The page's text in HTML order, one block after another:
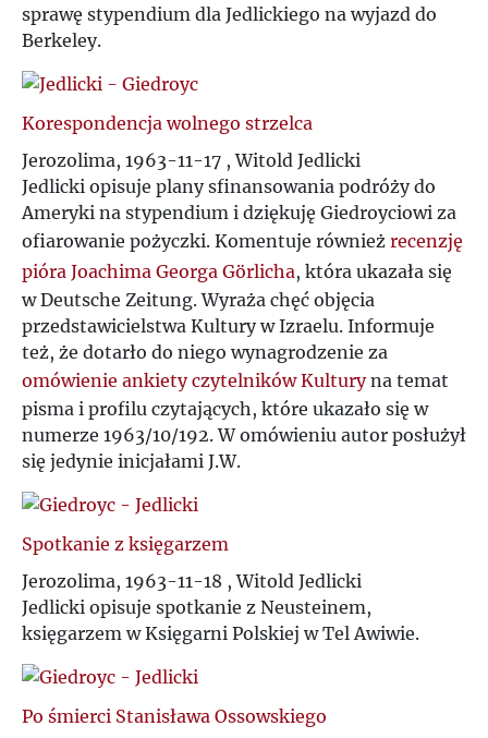
sprawę stypendium dla Jedlickiego na wyjazd do
Berkeley.
Korespondencja wolnego strzelca
Jerozolima, 1963-11-17 , Witold Jedlicki
Jedlicki opisuje plany sfinansowania podróży do
Ameryki na stypendium i dziękuję Giedroyciowi za
ofiarowanie pożyczki. Komentuje również recenzję
pióra Joachima Georga Görlicha, która ukazała się
w Deutsche Zeitung. Wyraża chęć objęcia
przedstawicielstwa Kultury w Izraelu. Informuje
też, że dotarło do niego wynagrodzenie za
omówienie ankiety czytelników Kulturyna temat
pisma i profilu czytających, które ukazało się w
numerze 1963/10/192. W omówieniu autor posłużył
się jedynie inicjałami J.W.
Spotkanie z księgarzem
Jerozolima, 1963-11-18 , Witold Jedlicki
Jedlicki opisuje spotkanie z Neusteinem,
księgarzem w Księgarni Polskiej w Tel Awiwie.
Po śmierci Stanisława Ossowskiego